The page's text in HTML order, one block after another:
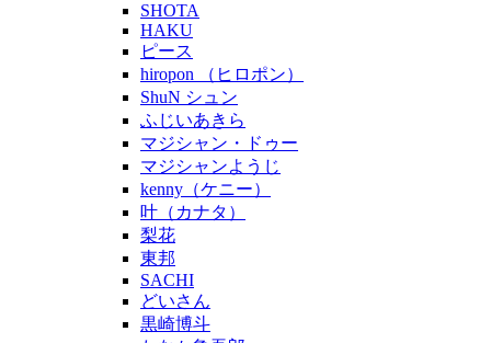
SHOTA
HAKU
ピース
hiropon （ヒロポン）
ShuN シュン
ふじいあきら
マジシャン・ドゥー
マジシャンようじ
kenny（ケニー）
叶（カナタ）
梨花
東邦
SACHI
どいさん
黒崎博斗